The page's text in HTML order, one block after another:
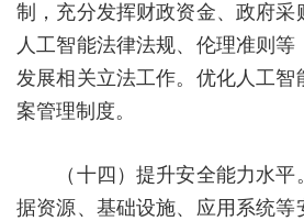
制，充分发挥财政资金、政府采
人工智能法律法规、伦理准则
发展相关立法工作。优化人工智
案管理制度。
（十四）提升安全能力水平。
据资源、基础设施、应用系统等